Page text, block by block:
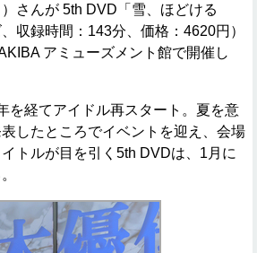
さんが 5th DVD「雪、ほどける
収録時間：143分、価格：4620円）
アミューズメント館で開催し
経てアイドル再スタート。夏を意
したところでイベントを迎え、会場
トルが目を引く5th DVDは、1月に